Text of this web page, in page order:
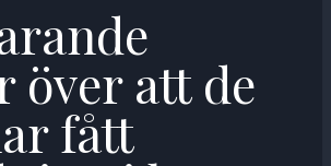
över att de
fått